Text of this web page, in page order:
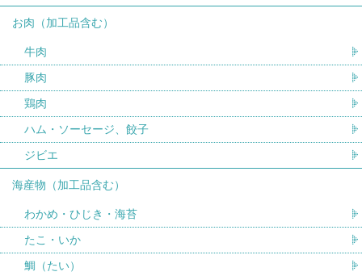
お肉（加工品含む）
牛肉
豚肉
鶏肉
ハム・ソーセージ、餃子
ジビエ
海産物（加工品含む）
わかめ・ひじき・海苔
たこ・いか
鯛（たい）